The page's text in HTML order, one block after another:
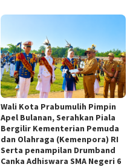
Wali Kota Prabumulih Pimpin
Apel Bulanan, Serahkan Piala
Bergilir Kementerian Pemuda
dan Olahraga (Kemenpora) RI
Serta penampilan Drumband
Canka Adhiswara SMA Negeri 6